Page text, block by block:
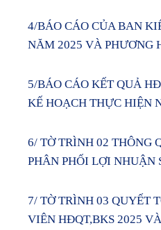
4/BÁO CÁO CỦA BAN
NĂM 2025 VÀ PHƯƠNG
5/BÁO CÁO KẾT QUẢ
KẾ HOẠCH THỰC HIỆN
6/ TỜ TRÌNH 02 THÔNG
PHÂN PHỐI LỢI NHUẬN
7/ TỜ TRÌNH 03 QUYẾT
VIÊN HĐQT,BKS 2025